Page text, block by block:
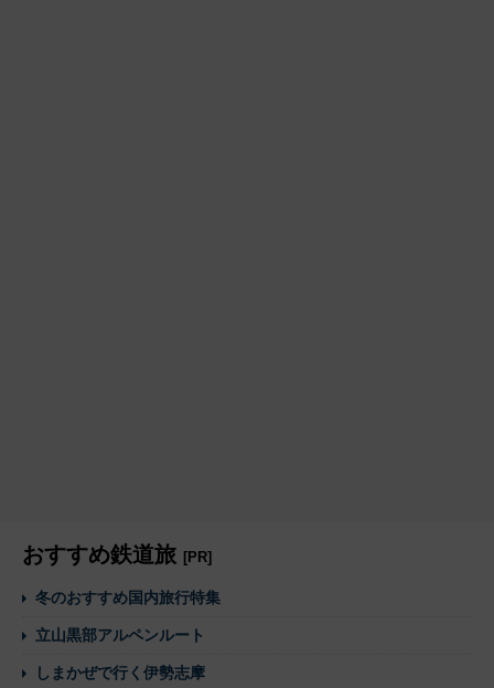
おすすめ鉄道旅 [PR]
冬のおすすめ国内旅行特集
立山黒部アルペンルート
しまかぜで行く伊勢志摩